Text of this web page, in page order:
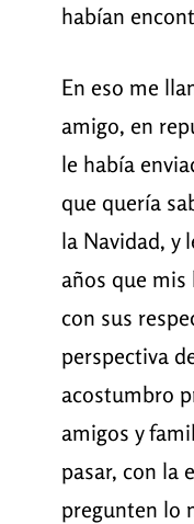
habían
En eso me
amigo, en
le había
que quería
la Navidad, y
años que mis
con sus
perspectiva
acostumbro
amigos y
pasar, con la
pregunten lo